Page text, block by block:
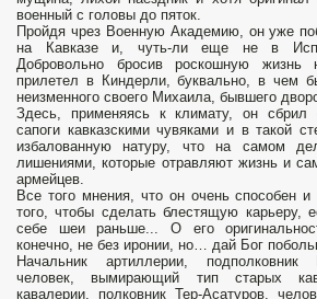
военный с головы до пяток.
Пройдя чрез Военную Академию, он уже
на Кавказе и, чуть-ли еще не в
Добровольно бросив роскошную
прилетел в Киндерли, буквально, в чем
неизменного своего Михаила, бывшего
Здесь, применяясь к климату, он сбрил
сапоги кавказскими чувяками и в такой
избалованную натуру, что на самом
лишениями, которые отравляют жизнь и
армейцев.
Все того мнения, что он очень способен
того, чтобы сделать блестящую карьеру,
себе шеи раньше... О его
конечно, не без иронии, но… дай Бог
Начальник артиллерии, подполковник
человек, вымирающий тип старых
кавалерии, полковник Тер-Асатуров,